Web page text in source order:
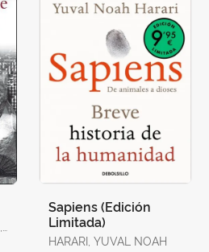
Sapiens (Edición
Limitada)
HARARI, YUVAL NOAH